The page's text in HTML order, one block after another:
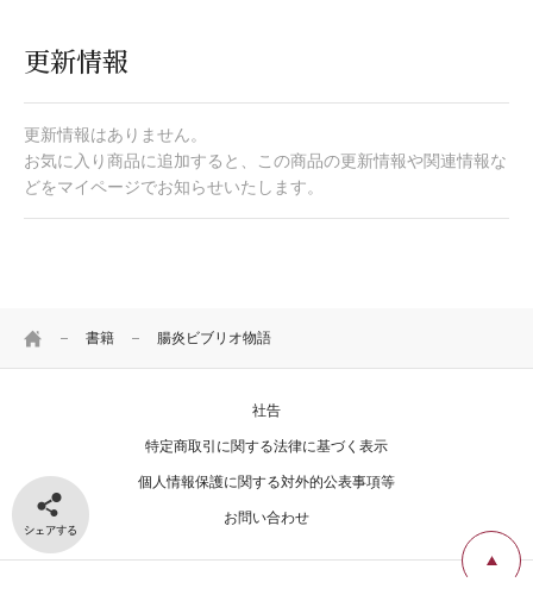
HOME 書籍 腸炎ビブリオ物語
更新情報
更新情報はありません。
お気に入り商品に追加すると、この商品の更新情報や関連情報な
どをマイページでお知らせいたします。
シェアする
社告
特定商取引に関する法律に基づく表示
個人情報保護に関する対外的公表事項等
お問い合わせ